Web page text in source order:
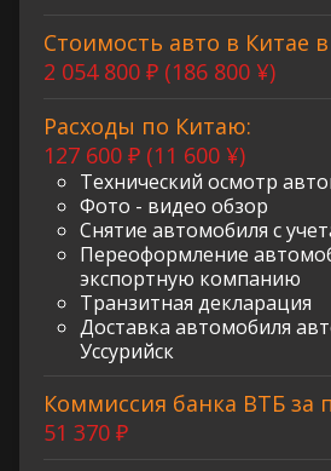
Стоимость авто в Китае в
2 054 800 ₽ (186 800 ¥)
Расходы по Китаю:
127 600 ₽ (11 600 ¥)
Технический осмотр
Фото - видео обзор
Снятие автомобиля с
Переоформление
экспортную компанию
Транзитная декларация
Доставка автомобиля
Уссурийск
Коммиссия банка ВТБ за
51 370 ₽